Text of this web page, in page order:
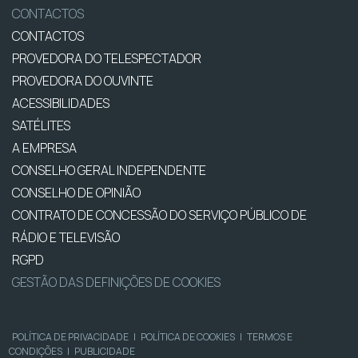
CONTACTOS
CONTACTOS
PROVEDORA DO TELESPECTADOR
PROVEDORA DO OUVINTE
ACESSIBILIDADES
SATÉLITES
A EMPRESA
CONSELHO GERAL INDEPENDENTE
CONSELHO DE OPINIÃO
CONTRATO DE CONCESSÃO DO SERVIÇO PÚBLICO DE
RÁDIO E TELEVISÃO
RGPD
GESTÃO DAS DEFINIÇÕES DE COOKIES
POLÍTICA DE PRIVACIDADE | POLÍTICA DE COOKIES | TERMOS E
CONDIÇÕES | PUBLICIDADE